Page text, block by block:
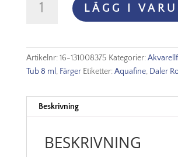
Watercolour
Sap
LÄGG I
Artikelnr:16-131008375 Kategorier:
Tub 8 ml, Färger Etiketter:Aquafine, Daler
Beskrivning
BESKRIVNING